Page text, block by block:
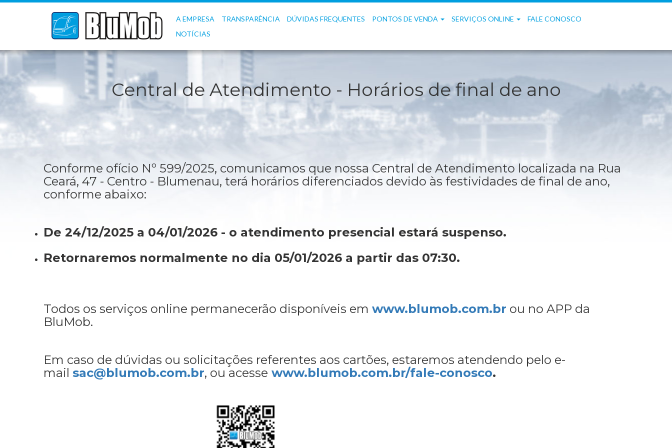
A EMPRESA TRANSPARÊNCIA DÚVIDAS FREQUENTES PONTOS DE VENDA SERVIÇOS ONLINE
FALE CONOSCO
NOTÍCIAS
Central de Atendimento - Horários de final de ano
Conforme ofício Nº 599/2025, comunicamos que nossa Central de Atendimento localizada na Rua
Ceará, 47 - Centro - Blumenau, terá horários diferenciados devido às festividades de final de ano,
conforme abaixo:
De 24/12/2025 a 04/01/2026 - o atendimento presencial estará suspenso.
Retornaremos normalmente no dia 05/01/2026 a partir das 07:30.
Todos os serviços online permanecerão disponíveis em www.blumob.com.br ou no APP da
BluMob.
Em caso de dúvidas ou solicitações referentes aos cartões, estaremos atendendo pelo e-
mail sac@blumob.com.br, ou acesse www.blumob.com.br/fale-conosco.